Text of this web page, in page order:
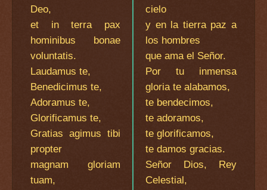
Deo,
et in terra pax
hominibus bonae
voluntatis.
Laudamus te,
Benedicimus te,
Adoramus te,
Glorificamus te,
Gratias agimus tibi
propter
magnam gloriam
tuam,
cielo
y en la tierra paz a
los hombres
que ama el Señor.
Por tu inmensa
gloria te alabamos,
te bendecimos,
te adoramos,
te glorificamos,
te damos gracias.
Señor Dios, Rey
Celestial,